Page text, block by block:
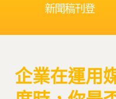
新聞稿刊登
企業在運用